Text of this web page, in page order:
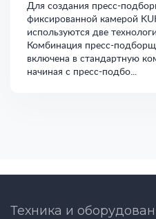
Для создания пресс-
фиксированной камерой
используются две
Комбинация пресс-
включена в стандартную
начиная с пресс-подбо...
Техника и